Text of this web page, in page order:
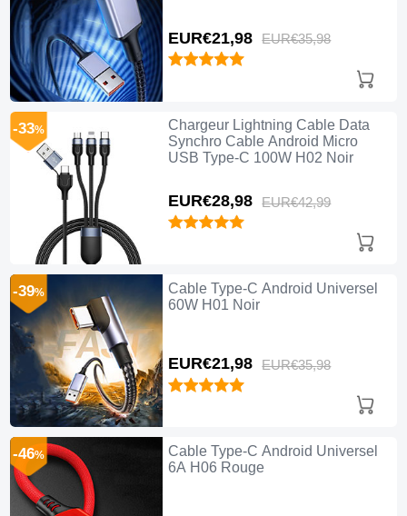
EUR€21,98 EUR€35,98
Chargeur Lightning Cable Data
Synchro Cable Android Micro
USB Type-C 100W H02 Noir
EUR€28,98 EUR€42,99
-33%
Cable Type-C Android Universel
60W H01 Noir
EUR€21,98 EUR€35,98
-39%
Cable Type-C Android Universel
6A H06 Rouge
-46%